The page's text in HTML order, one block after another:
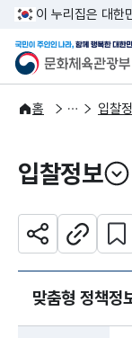
이 누리집은 대한
문화체육
국민이
홈
알림·소식
알림 입찰
입찰정보
열기
공유하기주소복사
관
맞춤형 정책정